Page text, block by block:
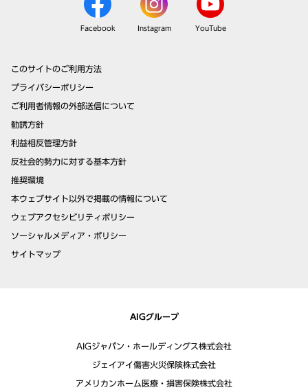
Facebook Instagram YouTube
このサイトのご利用方法
プライバシーポリシー
ご利用者情報の外部送信について
勧誘方針
利益相反管理方針
反社会的勢力に対する基本方針
推奨環境
本ウェブサイト以外で掲載の情報について
ウェブアクセシビリティポリシー
ソーシャルメディア・ポリシー
サイトマップ
AIGグループ
AIGジャパン・ホールディングス株式会社
ジェイアイ傷害火災保険株式会社
アメリカンホーム医療・損害保険株式会社